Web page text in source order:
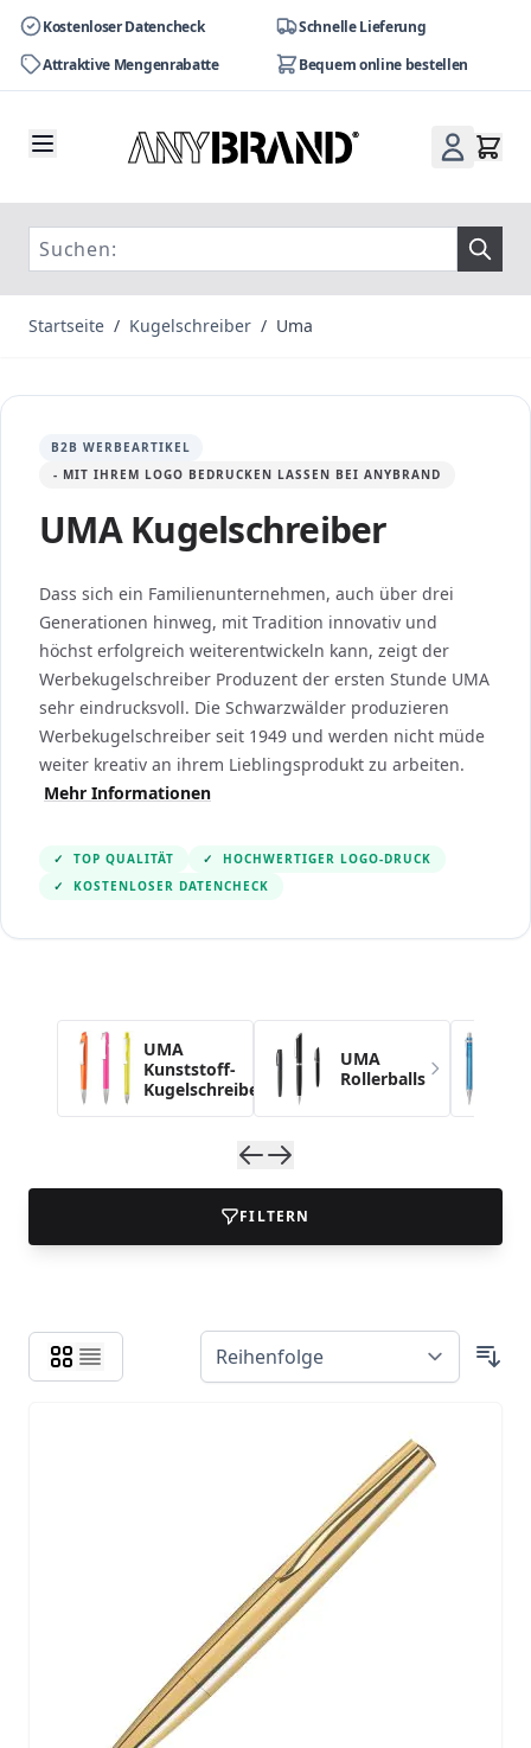
Kostenloser Datencheck
Schnelle Lieferung
Attraktive Mengenrabatte
Bequem online bestellen
Startseite / Kugelschreiber / Uma
B2B WERBEARTIKEL
- MIT IHREM LOGO BEDRUCKEN LASSEN BEI ANYBRAND
UMA Kugelschreiber
Dass sich ein Familienunternehmen, auch über drei
Generationen hinweg, mit Tradition innovativ und
höchst erfolgreich weiterentwickeln kann, zeigt der
Werbekugelschreiber Produzent der ersten Stunde UMA
sehr eindrucksvoll. Die Schwarzwälder produzieren
Werbekugelschreiber seit 1949 und werden nicht müde
weiter kreativ an ihrem Lieblingsprodukt zu arbeiten.
Mehr Informationen
✓ TOP QUALITÄT ✓
HOCHWERTIGER LOGO-DRUCK
✓
KOSTENLOSER DATENCHECK
Navigating through the elements of the carousel is
Press to skip the carousel
UMA
Kunststoff-
Kugelschreiber
UMA
Rollerballs
FILTERN